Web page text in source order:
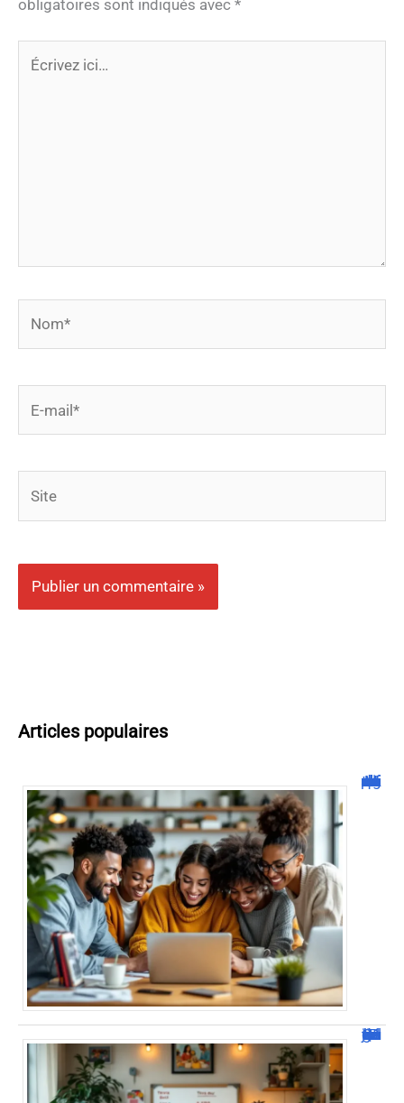
obligatoires sont indiqués avec *
mail*
Articles populaires
Malgrim com : tout ce que vous devez savoir sur la plateforme !
JetPunk : Quiz et jeux de culture générale